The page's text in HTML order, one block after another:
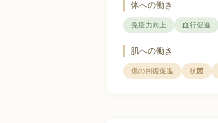
体への働き
免疫力向上 血行促進
肌への働き
傷の回復促進 抗菌